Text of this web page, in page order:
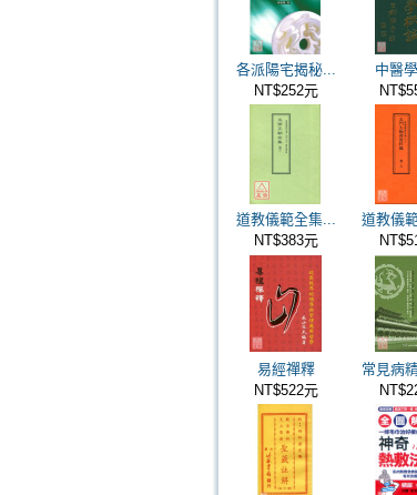
各派陽宅揭秘...
NT$252元
中醫
道教儀範全集...
NT$383元
道教儀
易經禪釋
NT$522元
常見病